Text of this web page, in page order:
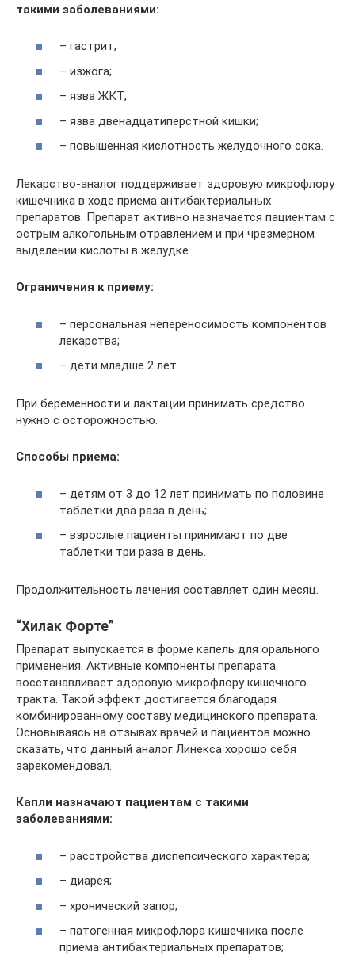
такими заболеваниями:
– гастрит;
– изжога;
– язва ЖКТ;
– язва двенадцатиперстной кишки;
– повышенная кислотность желудочного сока.
Лекарство-аналог поддерживает здоровую микрофлору
кишечника в ходе приема антибактериальных
препаратов. Препарат активно назначается пациентам с
острым алкогольным отравлением и при чрезмерном
выделении кислоты в желудке.
Ограничения к приему:
– персональная непереносимость компонентов
лекарства;
– дети младше 2 лет.
При беременности и лактации принимать средство
нужно с осторожностью.
Способы приема:
– детям от 3 до 12 лет принимать по половине
таблетки два раза в день;
– взрослые пациенты принимают по две
таблетки три раза в день.
Продолжительность лечения составляет один месяц.
“Хилак Форте”
Препарат выпускается в форме капель для орального
применения. Активные компоненты препарата
восстанавливает здоровую микрофлору кишечного
тракта. Такой эффект достигается благодаря
комбинированному составу медицинского препарата.
Основываясь на отзывах врачей и пациентов можно
сказать, что данный аналог Линекса хорошо себя
зарекомендовал.
Капли назначают пациентам с такими
заболеваниями:
– расстройства диспепсического характера;
– диарея;
– хронический запор;
– патогенная микрофлора кишечника после
приема антибактериальных препаратов;